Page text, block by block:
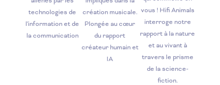
technologies de
l'information et de
la communication
création musicale.
Plongée au cœur
du rapport
créateur humain et
IA
vous ! Hifi Animals
interroge notre
rapport à la nature
et au vivant à
travers le prisme
de la science-
fiction.